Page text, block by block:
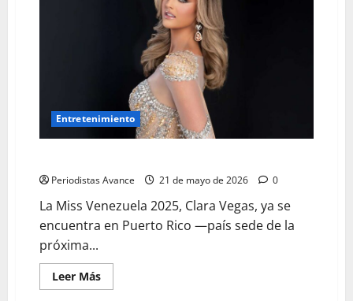
Entretenimiento
Periodistas Avance 21 de mayo de 2026 0
La Miss Venezuela 2025, Clara Vegas, ya se
encuentra en Puerto Rico —país sede de la
próxima...
Leer Más